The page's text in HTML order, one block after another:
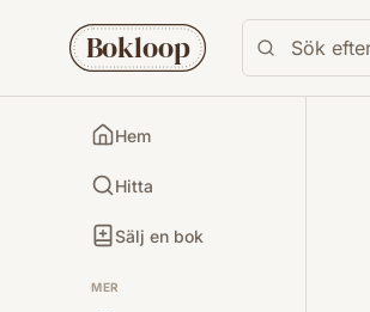
Bokloop
Hem
Hitta
Sälj en bok
MER